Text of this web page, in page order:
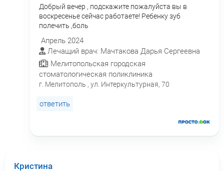
Добрый вечер , подскажите пожалуйста вы в
воскресенье сейчас работаете! Ребенку зуб
полечить ,боль
Апрель 2024
Лечащий врач: Мачтакова Дарья Сергеевна
Мелитопольская городская
стоматологическая поликлиника
г. Мелитополь , ул. Интеркультурная, 70
ответить
Кристина